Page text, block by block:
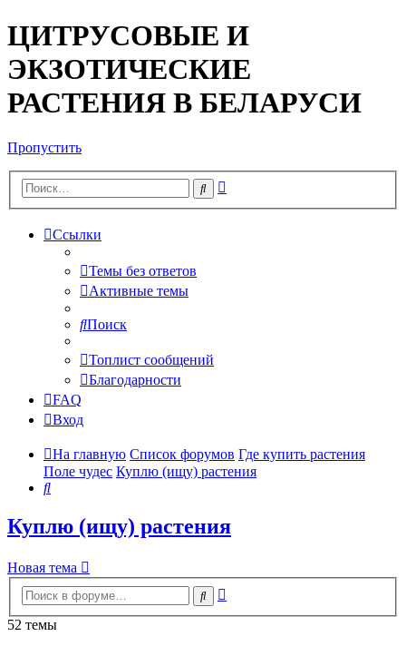
ЦИТРУСОВЫЕ И
ЭКЗОТИЧЕСКИЕ
РАСТЕНИЯ В БЕЛАРУСИ
Пропустить
Поиск
Ссылки
Темы без ответов
Активные темы
Поиск
Топлист сообщений
Благодарности
FAQ
Вход
На главную Список форумов Где купить растения
Поле чудес Куплю (ищу) растения
Поиск
Куплю (ищу) растения
Новая тема
Поиск
52 темы